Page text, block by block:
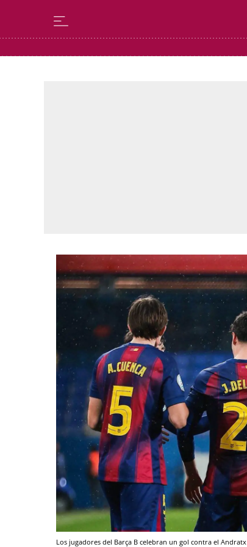
Los jugadores del Barça B celebran un gol contra el Andratx